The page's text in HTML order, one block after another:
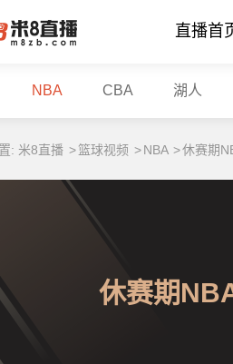
直播首
NBA CBA 湖人
: 米8直播 >篮球视频 >NBA >休赛期
休赛期